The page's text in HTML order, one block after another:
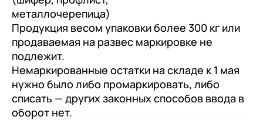
металлочерепица)
Продукция весом упаковки более 300 кг или
продаваемая на развес маркировке не
подлежит.
Немаркированные остатки на складе к 1 мая
нужно было либо промаркировать, либо
списать — других законных способов ввода в
оборот нет.